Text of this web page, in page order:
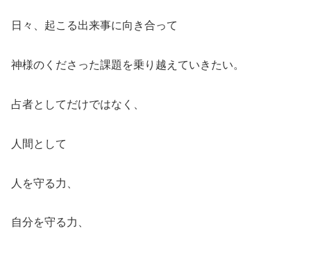
日々、起こる出来事に向き合って
神様のくださった課題を乗り越えていきたい。
占者としてだけではなく、
人間として
人を守る力、
自分を守る力、